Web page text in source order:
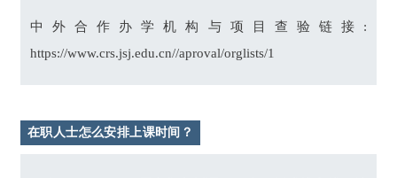
中外合作办学机构与项目查验链接:
https://www.crs.jsj.edu.cn//aproval/orglists/1
在职人士怎么安排上课时间？